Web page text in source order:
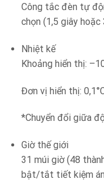
Công tắc đèn tự
chọn (1,5 giây
Nhiệt kế
Khoảng hiển thị:
Đơn vị hiển thị:
*Chuyển đổi giữa
Giờ thế giới
31 múi giờ (48
bật/tắt tiết kiệm